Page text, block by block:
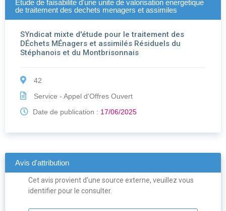
Etude de faisabilite d'une unite de valorisation energetique
de traitement des dechets menagers et assimiles
SYndicat mixte d'étude pour le traitement des
DÉchets MÉnagers et assimilés Résiduels du
Stéphanois et du Montbrisonnais
42
Service - Appel d'Offres Ouvert
Date de publication : 17/06/2025
Avis d'attribution
Cet avis provient d'une source externe, veuillez vous
identifier pour le consulter.